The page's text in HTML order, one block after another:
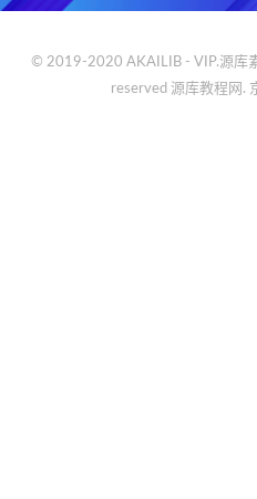
© 2019-2020 AKAILIB - VIP.源库
reserved 源库教程网.